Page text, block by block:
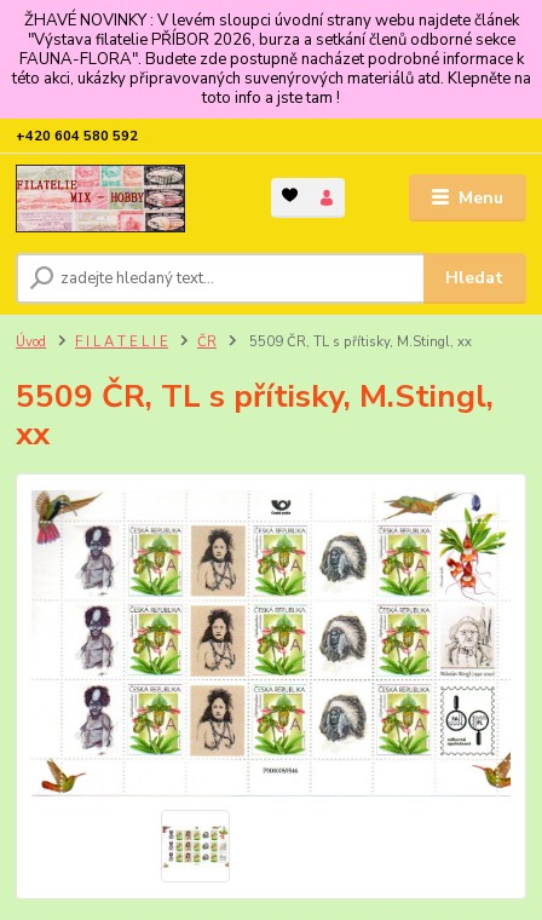
ŽHAVÉ NOVINKY : V levém sloupci úvodní strany webu najdete článek
"Výstava filatelie PŘÍBOR 2026, burza a setkání členů odborné sekce
FAUNA-FLORA". Budete zde postupně nacházet podrobné informace k
této akci, ukázky připravovaných suvenýrových materiálů atd. Klepněte na
toto info a jste tam !
Menu
Hledat
+420 604 580 592
Úvod F I L A T E L I E ČR 5509 ČR, TL s přítisky, M.Stingl, xx
5509 ČR, TL s přítisky, M.Stingl,
xx